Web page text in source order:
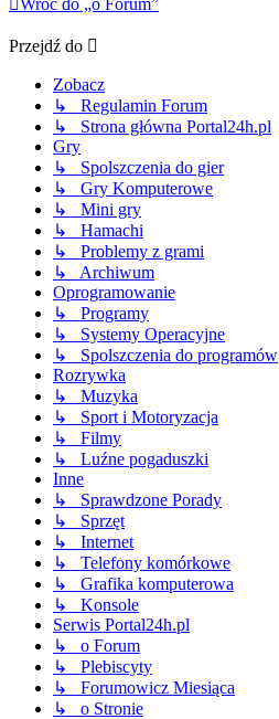
Przejdź do
Zobacz
↳ Regulamin Forum
↳ Strona główna Portal24h.pl
Gry
↳ Spolszczenia do gier
↳ Gry Komputerowe
↳ Mini gry
↳ Hamachi
↳ Problemy z grami
↳ Archiwum
Oprogramowanie
↳ Programy
↳ Systemy Operacyjne
↳ Spolszczenia do programów
Rozrywka
↳ Muzyka
↳ Sport i Motoryzacja
↳ Filmy
↳ Luźne pogaduszki
Inne
↳ Sprawdzone Porady
↳ Sprzęt
↳ Internet
↳ Telefony komórkowe
↳ Grafika komputerowa
↳ Konsole
Serwis Portal24h.pl
↳ o Forum
↳ Plebiscyty
↳ Forumowicz Miesiąca
↳ o Stronie